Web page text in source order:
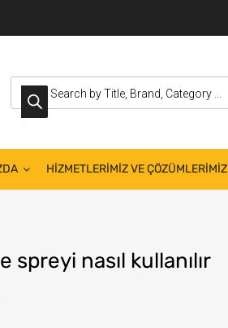
HİZMETLERİMİZ VE ÇÖZÜMLERİMİZ
spreyi nasıl kullanılır